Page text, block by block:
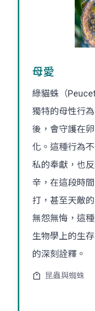
母愛
綠貓蛛（
獨特的母性行
後，會守護在
化。這種行為
私的奉獻，也
辛，在這段時
打，甚至天敵
無怨無悔，這
生物學上的生
的深刻詮釋。
昆蟲與蜘蛛